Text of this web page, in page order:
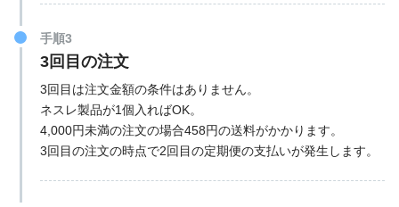
手順3
3回目の注文
3回目は注文金額の条件はありません。
ネスレ製品が1個入ればOK。
4,000円未満の注文の場合458円の送料がかかります。
3回目の注文の時点で2回目の定期便の支払いが発生します。